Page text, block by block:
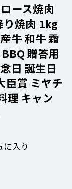
ース焼肉
り焼肉 1kg
牛 和牛 霜
贈答用
日 誕生日
臣賞 ミヤチ
理 キャン
に入り